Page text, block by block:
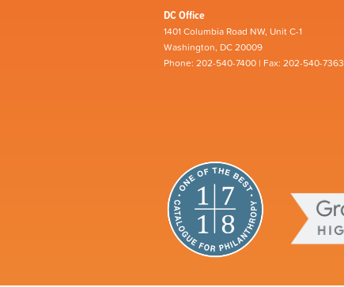
DC Office
1401 Columbia Road NW, Unit C-1
Washington, DC 20009
Phone: 202-540-7400 | Fax: 202-540-7363